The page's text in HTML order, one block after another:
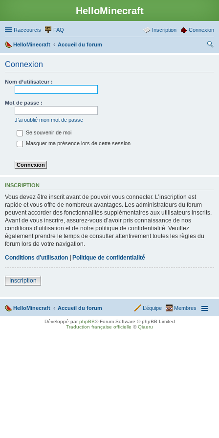
HelloMinecraft
Raccourcis FAQ Connexion
Inscription
HelloMinecraft
Accueil du forum
Connexion
Nom d’utilisateur :
Mot de passe :
J’ai oublié mon mot de passe
Se souvenir de moi
Masquer ma présence lors de cette session
INSCRIPTION
Vous devez être inscrit avant de pouvoir vous connecter. L’inscription est
rapide et vous offre de nombreux avantages. Les administrateurs du forum
peuvent accorder des fonctionnalités supplémentaires aux utilisateurs inscrits.
Avant de vous inscrire, assurez-vous d’avoir pris connaissance de nos
conditions d’utilisation et de notre politique de confidentialité. Veuillez
également prendre le temps de consulter attentivement toutes les règles du
forum lors de votre navigation.
Conditions d’utilisation | Politique de confidentialité
Inscription
HelloMinecraft Accueil du forum Membres
L’équipe
Développé parphpBB® Forum Software © phpBB Limited
Traduction française officielle ©Qiaeru